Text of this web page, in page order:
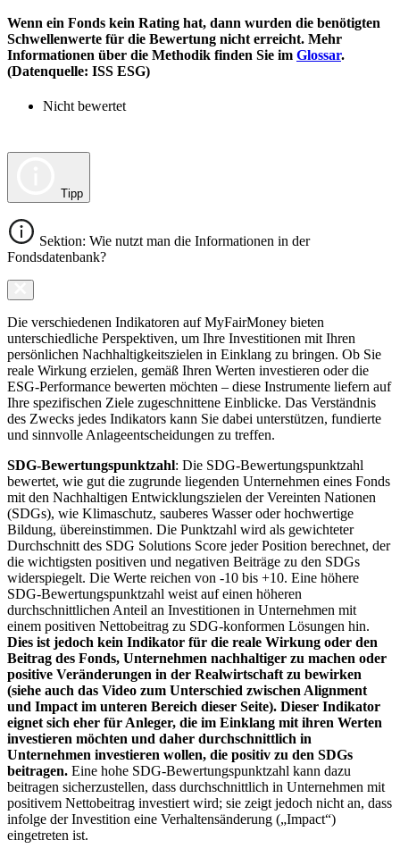
Wenn ein Fonds kein Rating hat, dann wurden die benötigten
Schwellenwerte für die Bewertung nicht erreicht. Mehr
Informationen über die Methodik finden Sie im Glossar.
(Datenquelle: ISS ESG)
Nicht bewertet
Tipp
Sektion: Wie nutzt man die Informationen in der
Fondsdatenbank?
Die verschiedenen Indikatoren auf MyFairMoney bieten
unterschiedliche Perspektiven, um Ihre Investitionen mit Ihren
persönlichen Nachhaltigkeitszielen in Einklang zu bringen. Ob Sie
reale Wirkung erzielen, gemäß Ihren Werten investieren oder die
ESG-Performance bewerten möchten – diese Instrumente liefern auf
Ihre spezifischen Ziele zugeschnittene Einblicke. Das Verständnis
des Zwecks jedes Indikators kann Sie dabei unterstützen, fundierte
und sinnvolle Anlageentscheidungen zu treffen.
SDG-Bewertungspunktzahl: Die SDG-Bewertungspunktzahl
bewertet, wie gut die zugrunde liegenden Unternehmen eines Fonds
mit den Nachhaltigen Entwicklungszielen der Vereinten Nationen
(SDGs), wie Klimaschutz, sauberes Wasser oder hochwertige
Bildung, übereinstimmen. Die Punktzahl wird als gewichteter
Durchschnitt des SDG Solutions Score jeder Position berechnet, der
die wichtigsten positiven und negativen Beiträge zu den SDGs
widerspiegelt. Die Werte reichen von -10 bis +10. Eine höhere
SDG-Bewertungspunktzahl weist auf einen höheren
durchschnittlichen Anteil an Investitionen in Unternehmen mit
einem positiven Nettobeitrag zu SDG-konformen Lösungen hin.
Dies ist jedoch kein Indikator für die reale Wirkung oder den
Beitrag des Fonds, Unternehmen nachhaltiger zu machen oder
positive Veränderungen in der Realwirtschaft zu bewirken
(siehe auch das Video zum Unterschied zwischen Alignment
und Impact im unteren Bereich dieser Seite). Dieser Indikator
eignet sich eher für Anleger, die im Einklang mit ihren Werten
investieren möchten und daher durchschnittlich in
Unternehmen investieren wollen, die positiv zu den SDGs
beitragen. Eine hohe SDG-Bewertungspunktzahl kann dazu
beitragen sicherzustellen, dass durchschnittlich in Unternehmen mit
positivem Nettobeitrag investiert wird; sie zeigt jedoch nicht an, dass
infolge der Investition eine Verhaltensänderung („Impact“)
eingetreten ist.